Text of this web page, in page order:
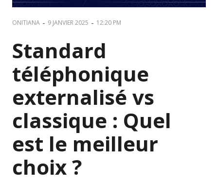
ONITIANA - 9 JANVIER 2025 - 12:20 PM
Standard
téléphonique
externalisé vs
classique : Quel
est le meilleur
choix ?